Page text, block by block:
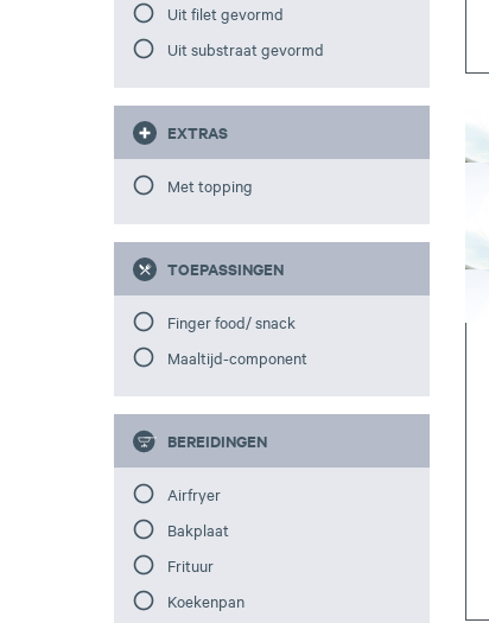
Uit filet gevormd
Uit substraat gevormd
EXTRAS
Met topping
TOEPASSINGEN
Finger food/ snack
Maaltijd-component
BEREIDINGEN
Airfryer
Bakplaat
Frituur
Koekenpan